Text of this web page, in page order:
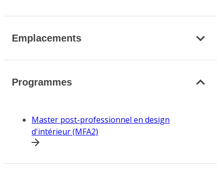
Emplacements
Programmes
Master post-professionnel en design
d'intérieur (MFA2)